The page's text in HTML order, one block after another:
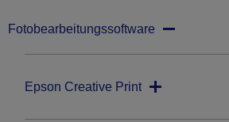
Fotobearbeitungssoftware
Epson Creative Print